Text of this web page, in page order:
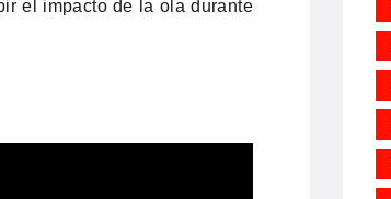
el impacto de la ola durante